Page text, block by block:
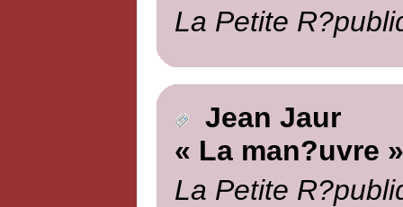
La Petite
Jean Jaur
« La man?uvre »
La Petite